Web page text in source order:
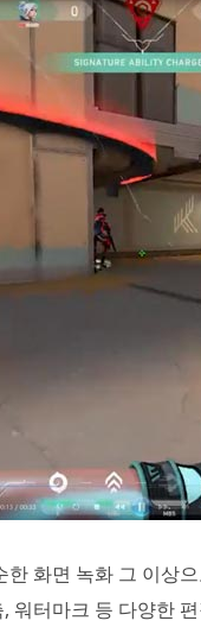
화면 녹화 그 이상
워터마크 등 다양한